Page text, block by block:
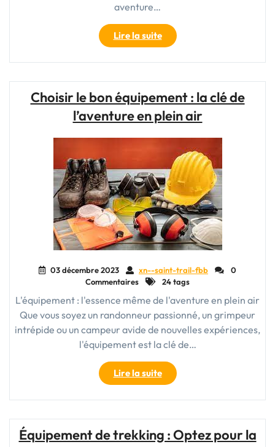
aventure…
Lire la suite"Choisir
le
bon
la
clé
aventure
en
plein
air
réussie"
Choisir le bon équipement : la clé de
l’aventure en plein air
03 décembre 2023 xn--saint-trail-fbb
0
Commentaires
24 tags
L'équipement : l'essence même de l'aventure en plein air
Que vous soyez un randonneur passionné, un grimpeur
intrépide ou un campeur avide de nouvelles expériences,
l'équipement est la clé de…
Lire la suite"Choisir
le
bon
la
Équipement de trekking : Optez pour la